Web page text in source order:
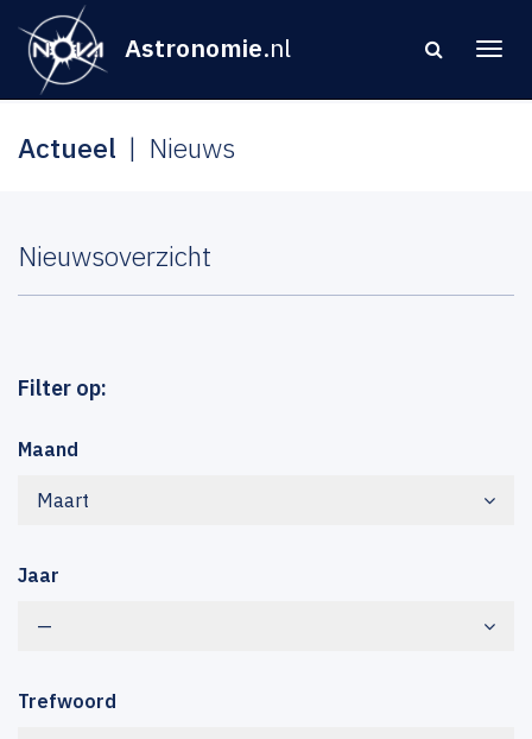
Astronomie.nl
Actueel Nieuws
Nieuwsoverzicht
Filter op:
Maand
Maart
Jaar
—
Trefwoord